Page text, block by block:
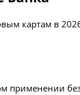
картам в
применении